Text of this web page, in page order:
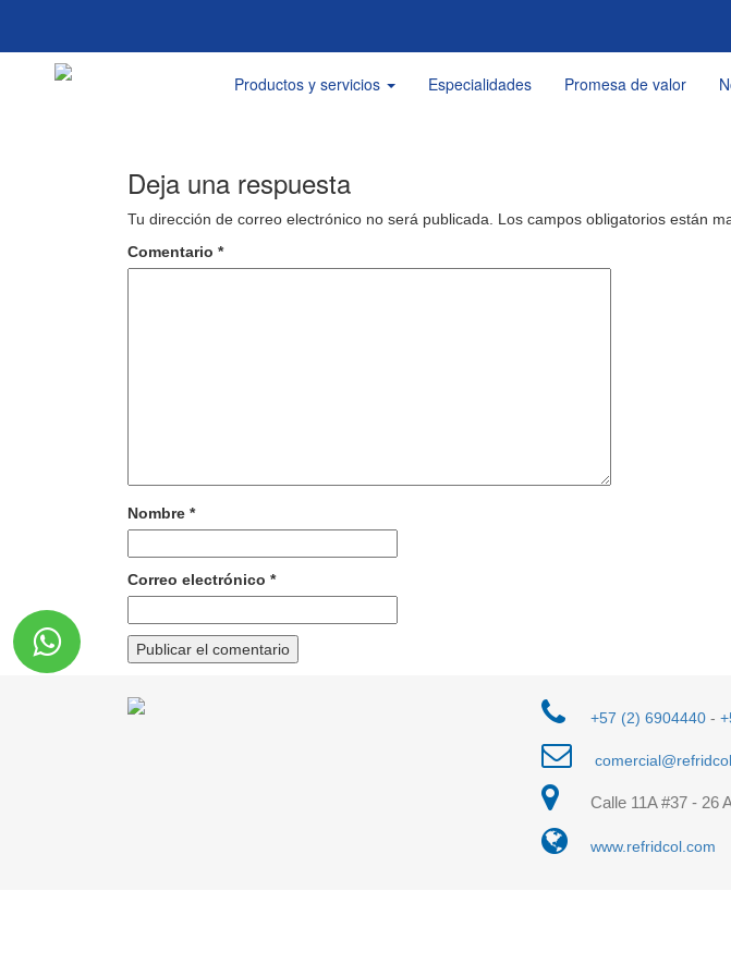
Productos y servicios Especialidades Promesa de valor
Deja una respuesta
Tu dirección de correo electrónico no será publicada. Los campos obligatorios están
Comentario *
Nombre *
Correo electrónico *
+57 (2) 6904440 -
Calle 11A #37 - 26
www.refridcol.com